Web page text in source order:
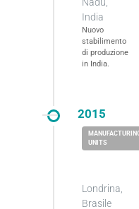
India
Nuovo
stabilimento
di produzione
in India.
2015
Londrina,
Brasile